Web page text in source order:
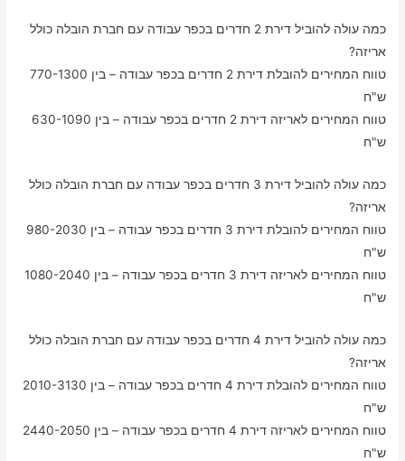
כמה עולה להוביל דירת 2 חדרים בכפר עבודה עם חברת הובלה כולל
אריזה?
טווח המחירים להובלת דירת 2 חדרים בכפר עבודה – בין 770-1300
ש"ח
טווח המחירים לאריזה דירת 2 חדרים בכפר עבודה – בין 630-1090
ש"ח
כמה עולה להוביל דירת 3 חדרים בכפר עבודה עם חברת הובלה כולל
אריזה?
טווח המחירים להובלת דירת 3 חדרים בכפר עבודה – בין 980-2030
ש"ח
טווח המחירים לאריזה דירת 3 חדרים בכפר עבודה – בין 1080-2040
ש"ח
כמה עולה להוביל דירת 4 חדרים בכפר עבודה עם חברת הובלה כולל
אריזה?
טווח המחירים להובלת דירת 4 חדרים בכפר עבודה – בין 2010-3130
ש"ח
טווח המחירים לאריזה דירת 4 חדרים בכפר עבודה – בין 2440-2050
ש"ח